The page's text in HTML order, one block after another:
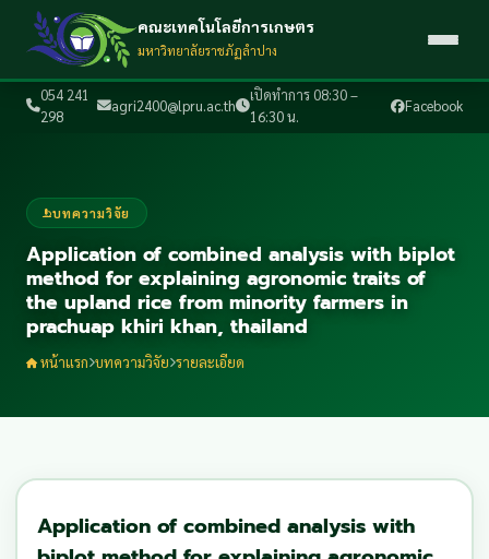
054 241
298
agri2400@lpru.ac.th
เปิดทำการ 08:30 –
16:30 น.
Facebook
คณะเทคโนโลยีการเกษตร
มหาวิทยาลัยราชภัฏลำปาง
บทความวิจัย
Application of combined analysis with biplot
method for explaining agronomic traits of
the upland rice from minority farmers in
prachuap khiri khan, thailand
หน้าแรก บทความวิจัย รายละเอียด
Application of combined analysis with